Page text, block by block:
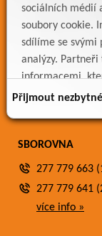
sociálních médií
soubory cookie.
sdílíme se svými
analýzy.
informacemi,
důsledku toho,
Přijmout nezbytné
ODKAZY
Bakaláři
Jídelníček
Meteostanice
SBOROVNA
277 779 663
277 779 641
více info »